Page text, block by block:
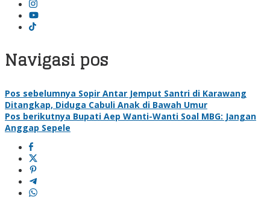
Navigasi pos
Pos sebelumnya Sopir Antar Jemput Santri di Karawang
Ditangkap, Diduga Cabuli Anak di Bawah Umur
Pos berikutnya Bupati Aep Wanti-Wanti Soal MBG: Jangan
Anggap Sepele